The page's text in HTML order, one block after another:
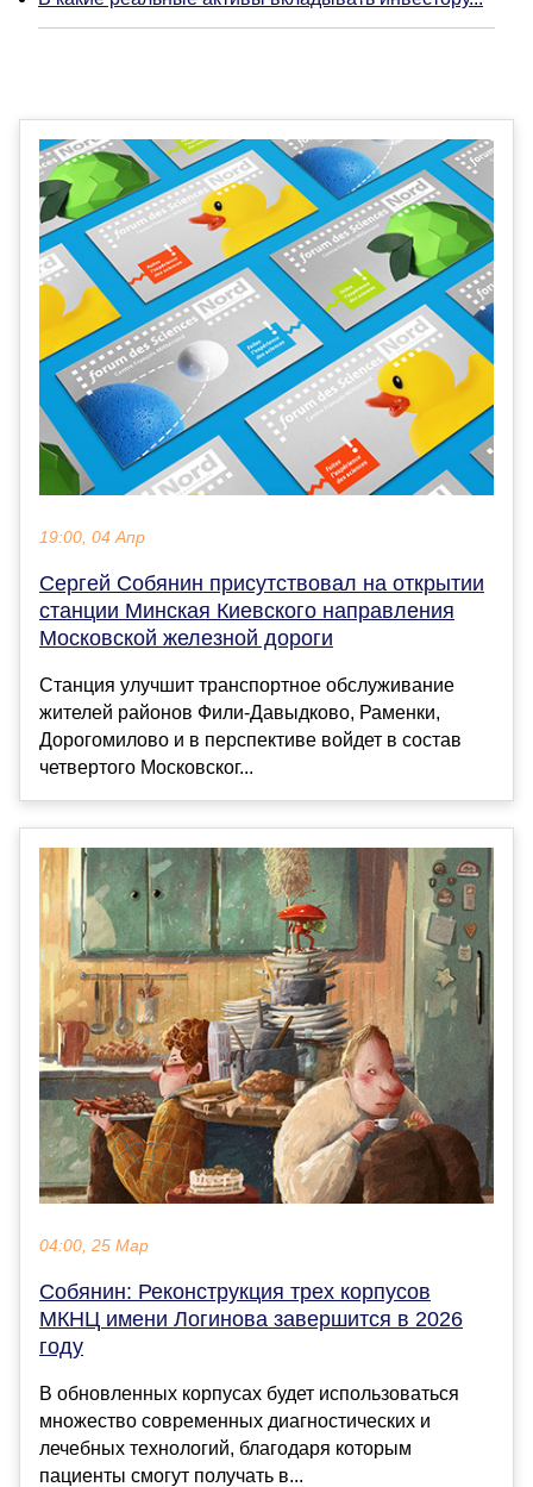
19:00, 04 Апр
Сергей Собянин присутствовал на открытии
станции Минская Киевского направления
Московской железной дороги
Станция улучшит транспортное обслуживание
жителей районов Фили-Давыдково, Раменки,
Дорогомилово и в перспективе войдет в состав
четвертого Московског...
04:00, 25 Мар
Собянин: Реконструкция трех корпусов
МКНЦ имени Логинова завершится в 2026
году
В обновленных корпусах будет использоваться
множество современных диагностических и
лечебных технологий, благодаря которым
пациенты смогут получать в...